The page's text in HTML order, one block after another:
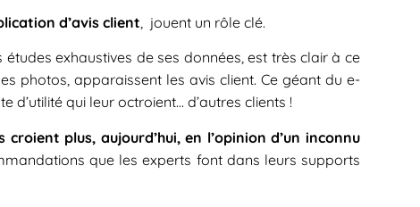
d’avis client , jouent un rôle clé.
exhaustives de ses données, est très clair à ce
photos, apparaissent les avis client. Ce géant du e-
qui leur octroient… d’autres clients !
croient plus, aujourd’hui, en l’opinion d’un inconnu
que les experts font dans leurs supports